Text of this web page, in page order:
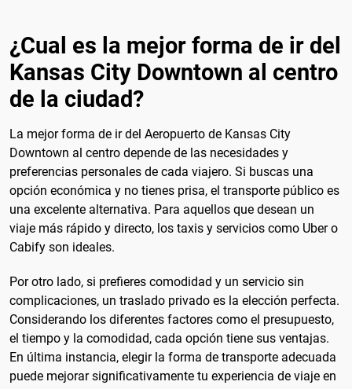
¿Cual es la mejor forma de ir del
Kansas City Downtown al centro
de la ciudad?
La mejor forma de ir del Aeropuerto de Kansas City
Downtown al centro depende de las necesidades y
preferencias personales de cada viajero. Si buscas una
opción económica y no tienes prisa, el transporte público es
una excelente alternativa. Para aquellos que desean un
viaje más rápido y directo, los taxis y servicios como Uber o
Cabify son ideales.
Por otro lado, si prefieres comodidad y un servicio sin
complicaciones, un traslado privado es la elección perfecta.
Considerando los diferentes factores como el presupuesto,
el tiempo y la comodidad, cada opción tiene sus ventajas.
En última instancia, elegir la forma de transporte adecuada
puede mejorar significativamente tu experiencia de viaje en